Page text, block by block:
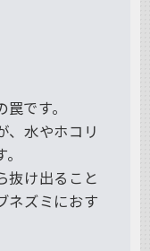
です。
、水やホコリ
抜け出ること
ネズミにおす